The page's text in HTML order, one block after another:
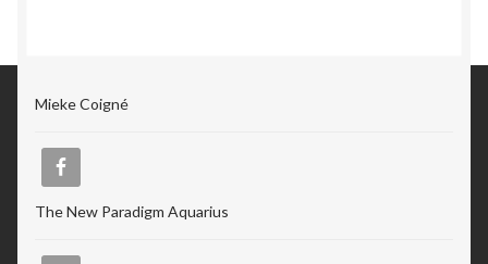
Mieke Coigné
The New Paradigm Aquarius